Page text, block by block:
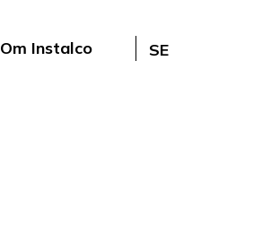
Om Instalco SE